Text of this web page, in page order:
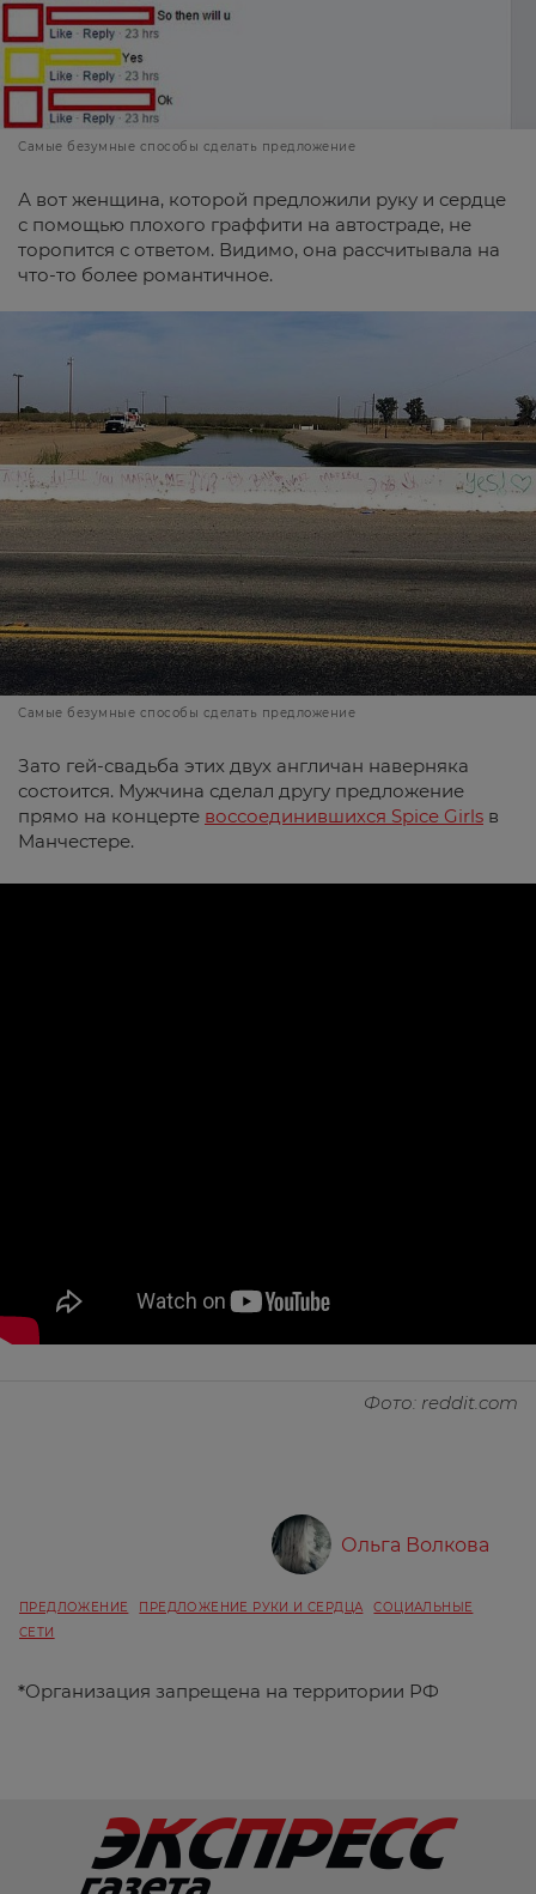
Самые безумные способы сделать предложение
А вот женщина, которой предложили руку и сердце
с помощью плохого граффити на автостраде, не
торопится с ответом. Видимо, она рассчитывала на
что-то более романтичное.
Самые безумные способы сделать предложение
Зато гей-свадьба этих двух англичан наверняка
состоится. Мужчина сделал другу предложение
прямо на концерте воссоединившихся Spice Girls в
Манчестере.
Фото: reddit.com
Ольга Волкова
ПРЕДЛОЖЕНИЕ ПРЕДЛОЖЕНИЕ РУКИ И СЕРДЦА
СОЦИАЛЬНЫЕ
СЕТИ
*Организация запрещена на территории РФ